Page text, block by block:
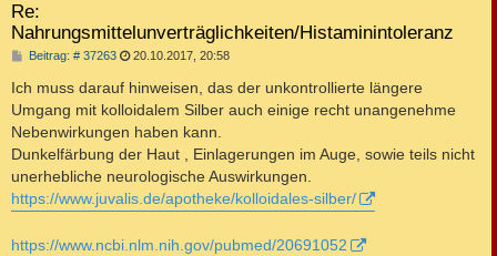
Re:
Nahrungsmittelunverträglichkeiten/Histaminintoleranz
Beitrag: # 37263B
i
r
g
20.10.2017, 20:58
Ich muss darauf hinweisen, das der unkontrollierte längere
Umgang mit kolloidalem Silber auch einige recht unangenehme
Nebenwirkungen haben kann.
Dunkelfärbung der Haut , Einlagerungen im Auge, sowie teils nicht
unerhebliche neurologische Auswirkungen.
https://www.juvalis.de/apotheke/kolloidales-silber/
https://www.ncbi.nlm.nih.gov/pubmed/20691052